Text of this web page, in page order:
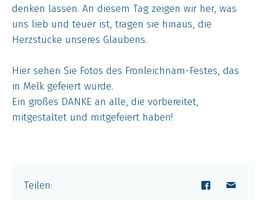
denken lassen. An diesem Tag zeigen wir her, was
uns lieb und teuer ist, tragen sie hinaus, die
Herzstücke unseres Glaubens.
Hier sehen Sie Fotos des Fronleichnam-Festes, das
in Melk gefeiert wurde.
Ein großes DANKE an alle, die vorbereitet,
mitgestaltet und mitgefeiert haben!
Teilen: